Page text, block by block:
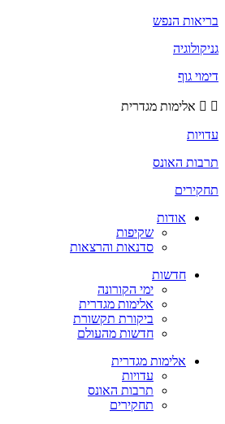
בריאות הנפש
גניקולוגיה
דימוי גוף
אלימות מגדרית
עדויות
תרבות האונס
תחקירים
אודות
שקיפות
סדנאות והרצאות
חדשות
ימי הקורונה
אלימות מגדרית
ביקורת תקשורת
חדשות מהעולם
אלימות מגדרית
עדויות
תרבות האונס
תחקירים